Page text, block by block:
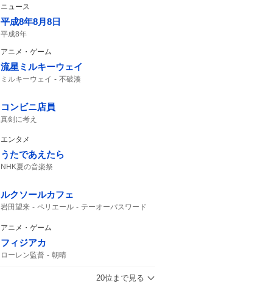
ヴォルティス
コンサドーレ札幌
シュート
ニュース
平成8年8月8日
平成8年
アニメ・ゲーム
流星ミルキーウェイ
ミルキーウェイ 不破湊
コンビニ店員
真剣に考え
エンタメ
うたであえたら
NHK夏の音楽祭
ルクソールカフェ
岩田望来 ペリエール
テーオーパスワード
オメガギネス
エルムS
札幌11
アニメ・ゲーム
フィジアカ
ローレン監督 朝晴
20位まで見る